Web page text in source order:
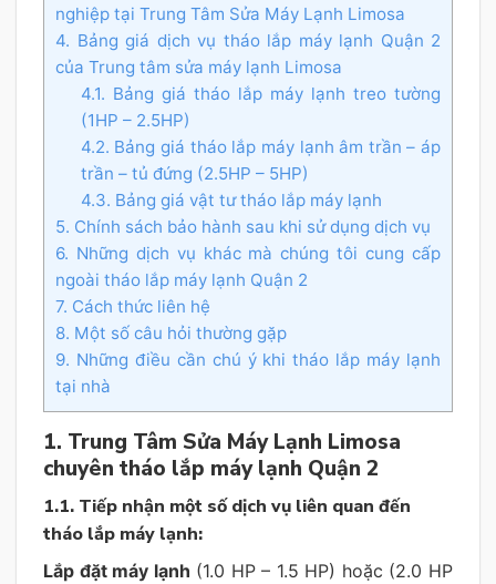
nghiệp tại Trung Tâm Sửa Máy Lạnh Limosa
4. Bảng giá dịch vụ tháo lắp máy lạnh Quận 2
của Trung tâm sửa máy lạnh Limosa
4.1. Bảng giá tháo lắp máy lạnh treo tường
(1HP – 2.5HP)
4.2. Bảng giá tháo lắp máy lạnh âm trần – áp
trần – tủ đứng (2.5HP – 5HP)
4.3. Bảng giá vật tư tháo lắp máy lạnh
5. Chính sách bảo hành sau khi sử dụng dịch vụ
6. Những dịch vụ khác mà chúng tôi cung cấp
ngoài tháo lắp máy lạnh Quận 2
7. Cách thức liên hệ
8. Một số câu hỏi thường gặp
9. Những điều cần chú ý khi tháo lắp máy lạnh
tại nhà
1. Trung Tâm Sửa Máy Lạnh Limosa
chuyên tháo lắp máy lạnh Quận 2
1.1. Tiếp nhận một số dịch vụ liên quan đến
tháo lắp máy lạnh:
Lắp đặt máy lạnh (1.0 HP – 1.5 HP) hoặc (2.0 HP